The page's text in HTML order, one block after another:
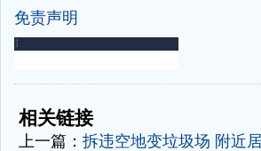
免责声明
-
相关链接
上一篇： 拆违空地变垃圾场 附近